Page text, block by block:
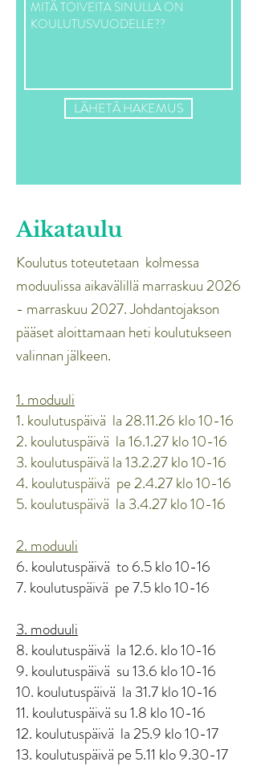
LÄHETÄ HAKEMUS
Aikataulu
Koulutus toteutetaan kolmessa
moduulissa aikavälillä marraskuu2026
- marraskuu 2027. Johdantojakson
pääset aloittamaan heti koulutukseen
valinnan jälkeen.
1. moduuli
1. koulutuspäivä la 28.11.26 klo 10-16
2. koulutuspäivä la 16.1.27 klo 10-16
3. koulutuspäivä la 13.2.27 klo 10-16
4. koulutuspäivä pe 2.4.27 klo 10-16
5. koulutuspäivä la 3.4.27 klo 10-16
2. moduuli
6. koulutuspäivä to 6.5 klo 10-16
7. koulutuspäivä pe 7.5 klo 10-16
3. moduuli
8. koulutuspäivä la 12.6. klo 10-16
9. koulutuspäivä su 13.6 klo 10-16
10. koulutuspäivä la 31.7 klo 10-16
11. koulutuspäivä su 1.8 klo 10-16
12. koulutuspäivä la 25.9 klo 10-17
13. koulutuspäivä pe 5.11 klo 9.30-17